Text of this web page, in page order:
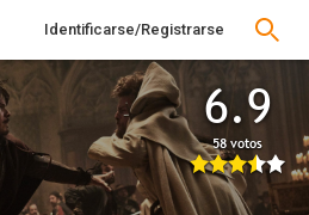
Identificarse/Registrarse
6.9
58 votos